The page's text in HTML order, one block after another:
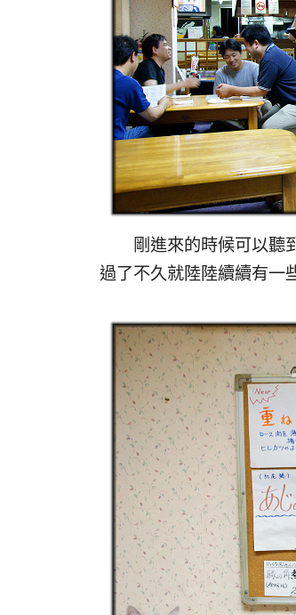
剛進來的時候可以聽到
過了不久就陸陸續續有一